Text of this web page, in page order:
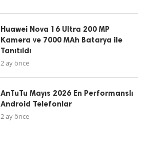
Huawei Nova 16 Ultra 200 MP
Kamera ve 7000 MAh Batarya ile
Tanıtıldı
2 ay önce
AnTuTu Mayıs 2026 En Performanslı
Android Telefonlar
2 ay önce